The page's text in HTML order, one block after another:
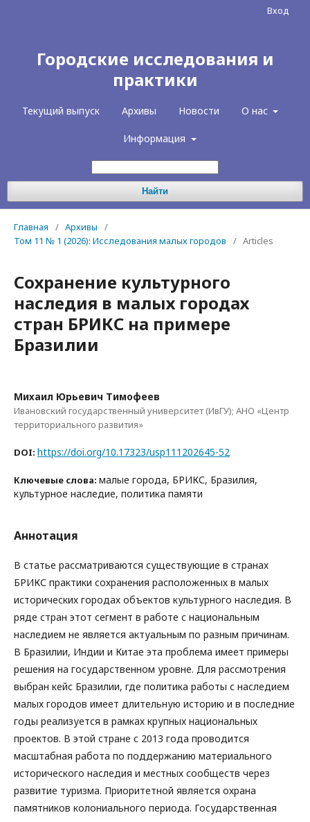
Городские исследования и
практики
Текущий выпуск Архивы Новости О нас
Информация
Найти
Вход
Главная / Архивы
/
Том 11 № 1 (2026): Исследования малых городов
/ Articles
Сохранение культурного
наследия в малых городах
стран БРИКС на примере
Бразилии
Михаил Юрьевич Тимофеев
Ивановский государственный университет (ИвГУ); АНО «Центр
территориального развития»
DOI: https://doi.org/10.17323/usp111202645-52
Ключевые слова: малые города, БРИКС, Бразилия,
культурное наследие, политика памяти
Аннотация
В статье рассматриваются существующие в странах
БРИКС практики сохранения расположенных в малых
исторических городах объектов культурного наследия. В
ряде стран этот сегмент в работе с национальным
наследием не является актуальным по разным причинам.
В Бразилии, Индии и Китае эта проблема имеет примеры
решения на государственном уровне. Для рассмотрения
выбран кейс Бразилии, где политика работы с наследием
малых городов имеет длительную историю и в последние
годы реализуется в рамках крупных национальных
проектов. В этой стране с 2013 года проводится
масштабная работа по поддержанию материального
исторического наследия и местных сообществ через
развитие туризма. Приоритетной является охрана
памятников колониального периода. Государственная